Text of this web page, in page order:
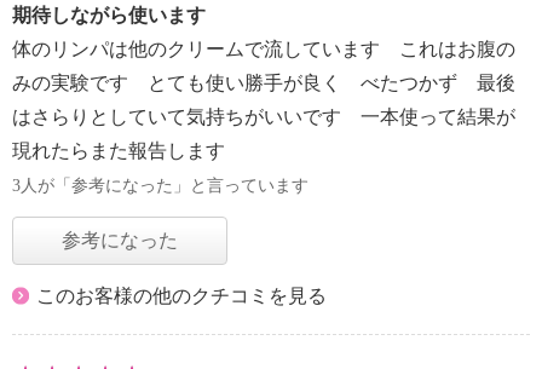
期待しながら使います
体のリンパは他のクリームで流しています これはお腹の
みの実験です とても使い勝手が良く べたつかず 最後
はさらりとしていて気持ちがいいです 一本使って結果が
現れたらまた報告します
3人が「参考になった」と言っています
参考になった
このお客様の他のクチコミを見る